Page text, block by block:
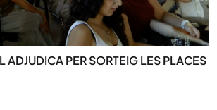
ADJUDICA PER SORTEIG LES PLACES